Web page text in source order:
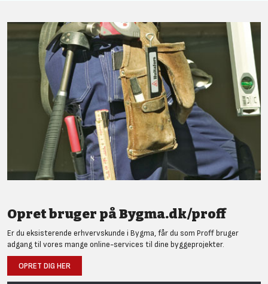
Opret bruger på Bygma.dk/proff
Er du eksisterende erhvervskunde i Bygma, får du som Proff bruger
adgang til vores mange online-services til dine byggeprojekter.
OPRET DIG HER